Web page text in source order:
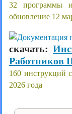
32 программы
обновление 12
скачать:
Работников
160 инструкций
2026 года